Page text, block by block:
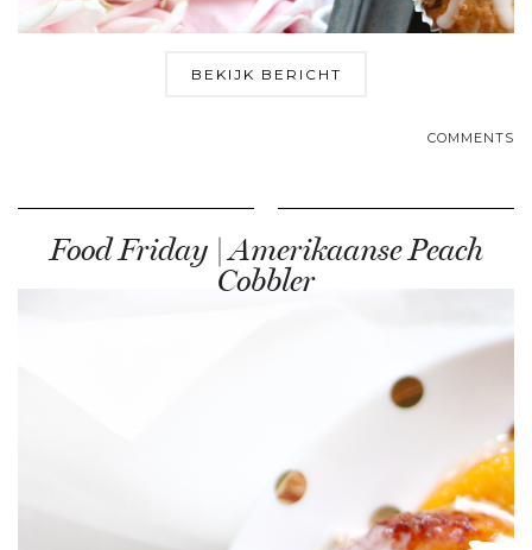
BEKIJK BERICHT
COMMENTS
Food Friday | Amerikaanse Peach
Cobbler